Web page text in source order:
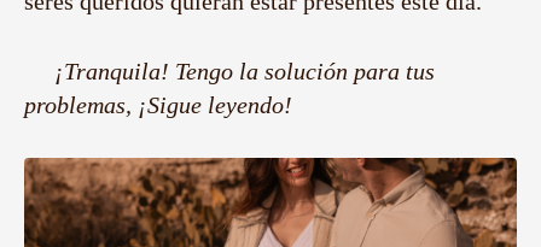
¡Tranquila! Tengo la solución para tus
problemas, ¡Sigue leyendo!